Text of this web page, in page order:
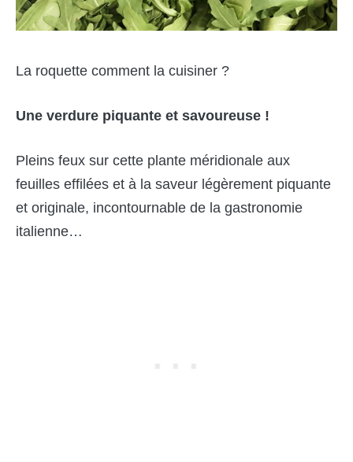
La roquette comment la cuisiner ?
Une verdure piquante et savoureuse !
Pleins feux sur cette plante méridionale aux
feuilles effilées et à la saveur légèrement piquante
et originale, incontournable de la gastronomie
italienne…